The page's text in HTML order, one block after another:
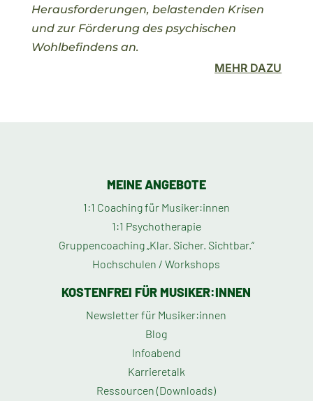
Herausforderungen, belastenden Krisen
und zur Förderung des psychischen
Wohlbefindens an.
MEHR DAZU
MEINE ANGEBOTE
1:1 Coaching für Musiker:innen
1:1 Psychotherapie
Gruppencoaching „Klar. Sicher. Sichtbar.“
Hochschulen / Workshops
KOSTENFREI FÜR MUSIKER:INNEN
Newsletter für Musiker:innen
Blog
Infoabend
Karrieretalk
Ressourcen (Downloads)